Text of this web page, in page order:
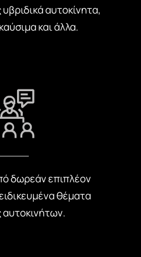
αυτοκίνητα,
και άλλα.
δωρεάν επιπλέον
θέματα
αυτοκινήτων.